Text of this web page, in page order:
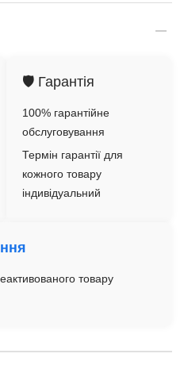
🛡️ Гарантія
100% гарантійне
обслуговування
Термін гарантії для
кожного товару
індивідуальний
товару